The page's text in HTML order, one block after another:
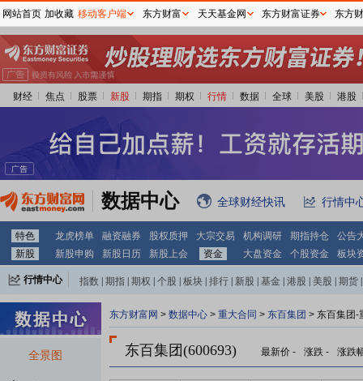
财经 焦点 股票 新股 期指 期权 行情 数据 全球 美股 港股
数据中心 全球财经快讯 行情中
特色 龙虎榜单 融资融券 股权质押 大宗交易 机构调研 期指持仓
公告
新股
新股申购 新股日历 新股上会 资金 大盘资金 个股资金 板块
行情中心 指数 期指 期权 个股 板块 排行 新股 基金 港股 美股 期货
全景图
东方财富网 > 数据中心 > 重大合同 > 东百集团 > 东百集团-
东百集团(600693) 最新价 - 涨跌 - 涨跌
网站首页 加收藏 移动客户端 东方财富 天天基金网 东方财富证券 东方